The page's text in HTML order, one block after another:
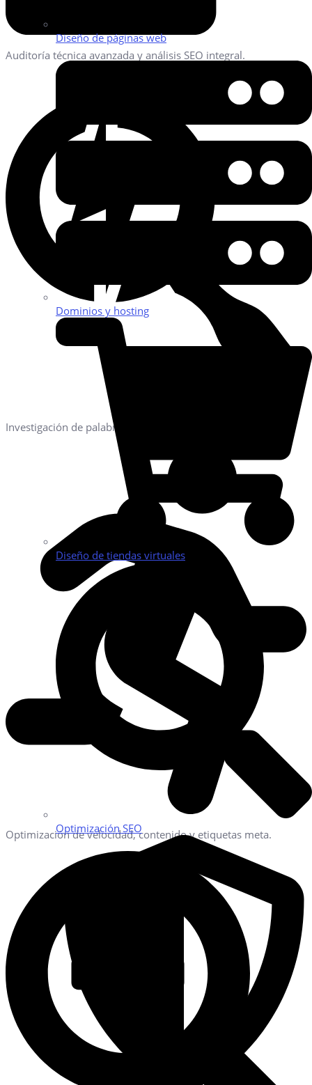
Diseño de páginas web
Dominios y hosting
Diseño de tiendas virtuales
Optimización SEO
Auditoría técnica avanzada y análisis SEO integral.
Investigación de palabras clave y arquitectura semántica
Optimización de velocidad, contenido y etiquetas meta.